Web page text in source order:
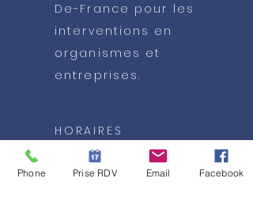
De-France pour les
interventions en
organismes et
entreprises.
HORAIRES
Du lundi au vendredi
Phone Prise RDV Email Facebook